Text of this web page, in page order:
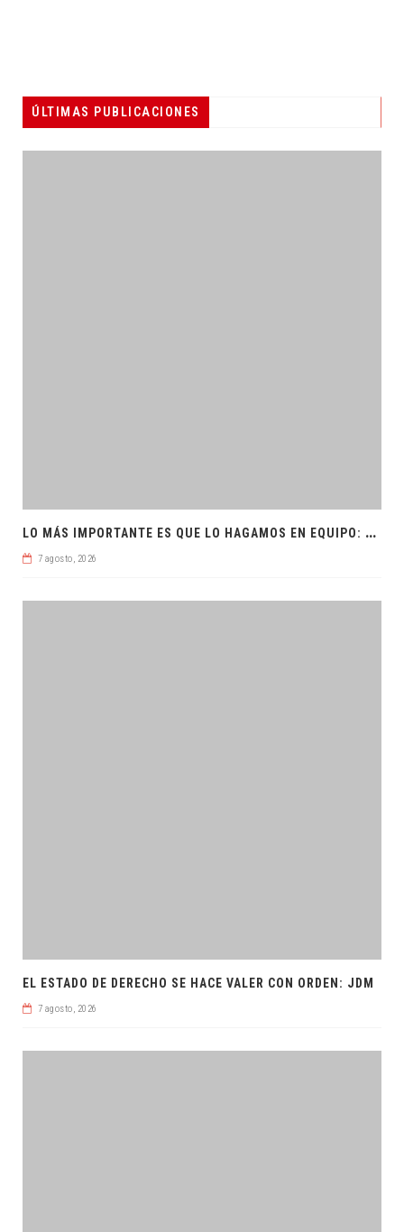
ÚLTIMAS PUBLICACIONES
L
O MÁS IMPORTANTE ES QUE LO HAGAMOS EN EQUIPO: CPL
7 agosto, 2026
EL ESTADO DE DERECHO SE HACE VALER CON ORDEN: JDM
7 agosto, 2026